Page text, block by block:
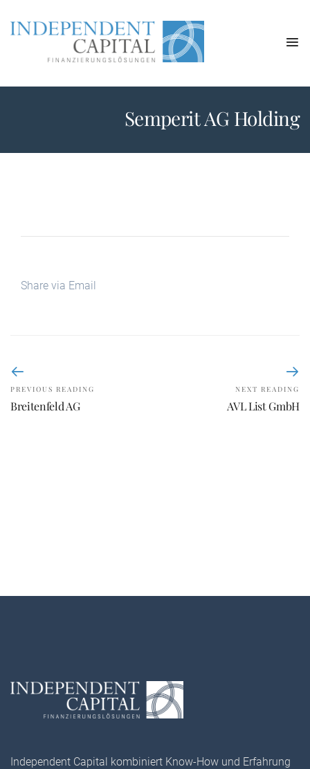
Semperit AG Holding
Share via Email
PREVIOUS READING
Breitenfeld AG
NEXT READING
AVL List GmbH
Independent Capital kombiniert Know-How und Erfahrung